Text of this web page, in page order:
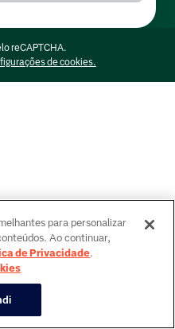
reCAPTCHA.
de cookies.
para personalizar
Ao continuar,
de Privacidade.